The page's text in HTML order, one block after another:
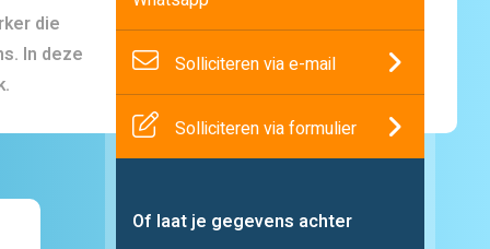
die
In deze
Solliciteren via e-mail
Solliciteren via formulier
Of laat je gegevens achter